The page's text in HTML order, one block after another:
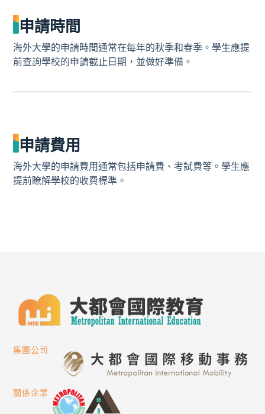
申請時間
海外大學的申請時間通常在每年的秋季和春季。學生應提
前查詢學校的申請截止日期，並做好準備。
申請費用
海外大學的申請費用通常包括申請費、考試費等。學生應
提前瞭解學校的收費標準。
集團公司
關係企業